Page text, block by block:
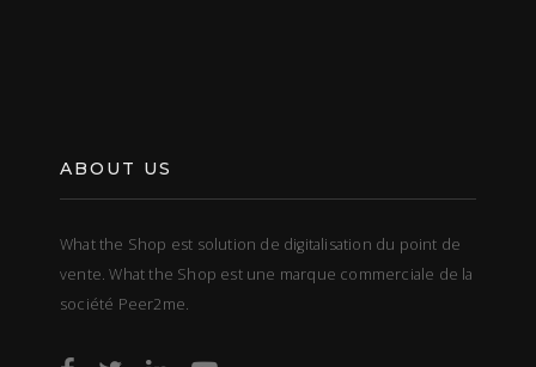
ABOUT US
What the Shop est solution de digitalisation du point de
vente. What the Shop est une marque commerciale de la
société Peer2me.